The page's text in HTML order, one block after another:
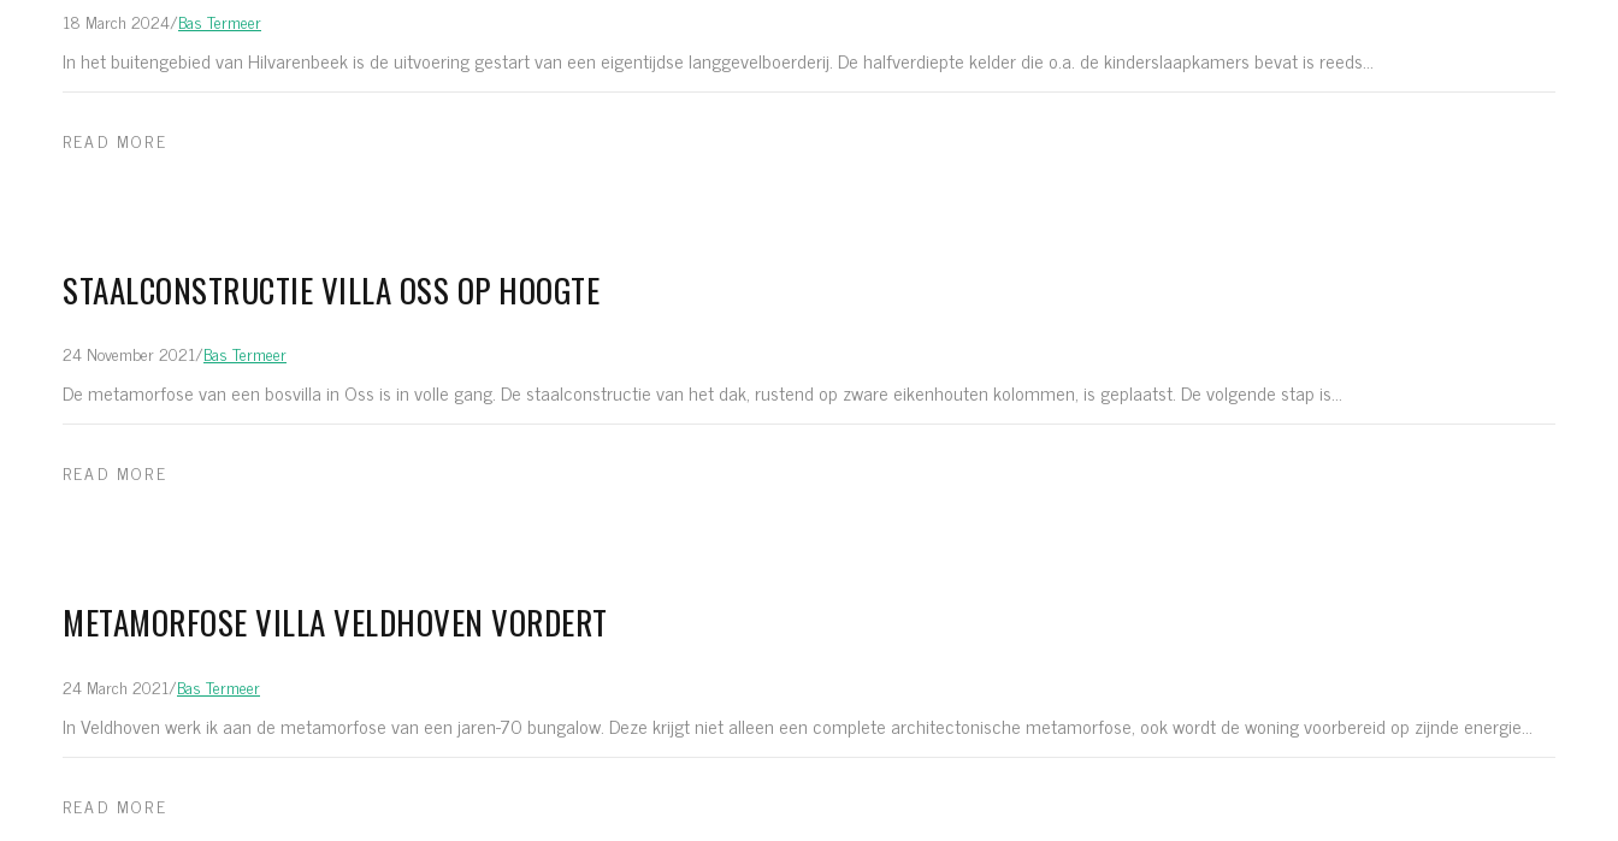
18 March 2024/Bas Termeer
In het buitengebied van Hilvarenbeek is de uitvoering gestart van een eigentijdse langgevelboerderij. De halfverdiepte kelder die o.a. de kinderslaapkamers bevat is reeds...
READ MORE
STAALCONSTRUCTIE VILLA OSS OP HOOGTE
24 November 2021/Bas Termeer
De metamorfose van een bosvilla in Oss is in volle gang. De staalconstructie van het dak, rustend op zware eikenhouten kolommen, is geplaatst. De volgende stap is...
READ MORE
METAMORFOSE VILLA VELDHOVEN VORDERT
24 March 2021/Bas Termeer
In Veldhoven werk ik aan de metamorfose van een jaren-70 bungalow. Deze krijgt niet alleen een complete architectonische metamorfose, ook wordt de woning voorbereid op zijnde energie...
READ MORE